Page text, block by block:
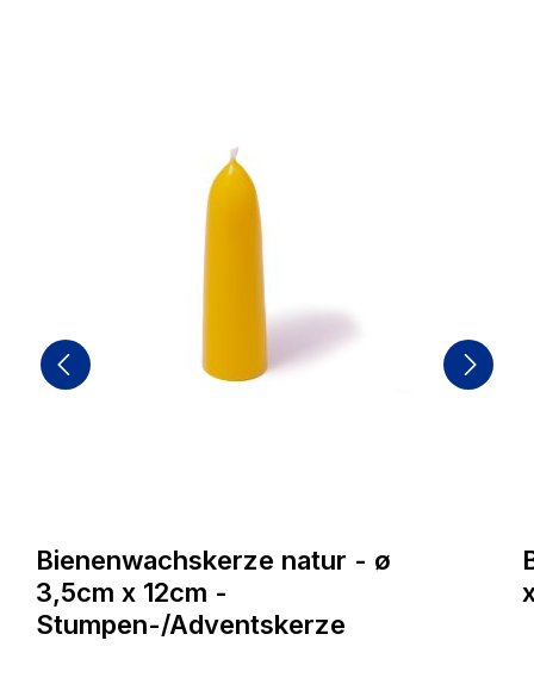
Bienenwachskerze natur - ø
3,5cm x 12cm -
Stumpen-/Adventskerze